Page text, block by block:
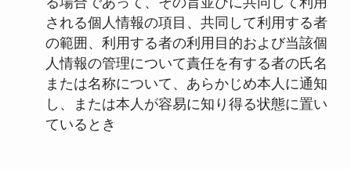
される個人情報の項目、共同して利用する者
の範囲、利用する者の利用目的および当該個
人情報の管理について責任を有する者の氏名
または名称について、あらかじめ本人に通知
し、または本人が容易に知り得る状態に置い
ているとき